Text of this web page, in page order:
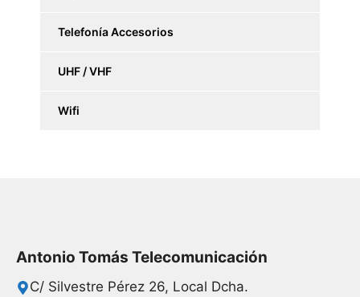
Telefonía Accesorios
UHF / VHF
Wifi
Antonio Tomás Telecomunicación
C/ Silvestre Pérez 26, Local Dcha.